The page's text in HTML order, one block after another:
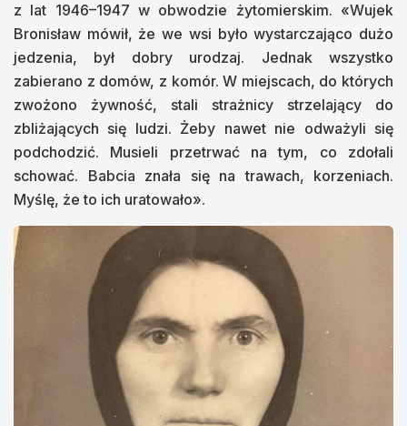
z lat 1946–1947 w obwodzie żytomierskim. «Wujek
Bronisław mówił, że we wsi było wystarczająco dużo
jedzenia, był dobry urodzaj. Jednak wszystko
zabierano z domów, z komór. W miejscach, do których
zwożono żywność, stali strażnicy strzelający do
zbliżających się ludzi. Żeby nawet nie odważyli się
podchodzić. Musieli przetrwać na tym, co zdołali
schować. Babcia znała się na trawach, korzeniach.
Myślę, że to ich uratowało».